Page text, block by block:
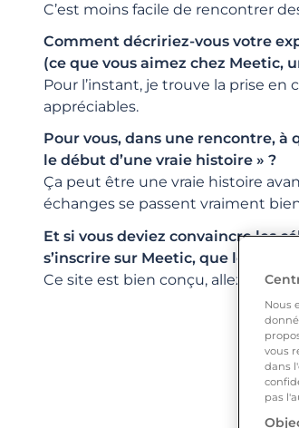
C’est moins facile de rencontrer
Comment décririez-vous votre
(ce que vous aimez chez Meetic,
Pour l’instant, je trouve la prise en
appréciables.
Pour vous, dans une rencontre, à
le début d’une vraie histoire » ?
Ça peut être une vraie histoire
échanges se passent vraiment
Et si vous deviez convaincre les
s’inscrire sur Meetic, que leur
Ce site est bien conçu, allez-y
Nous
vous
dans
pas